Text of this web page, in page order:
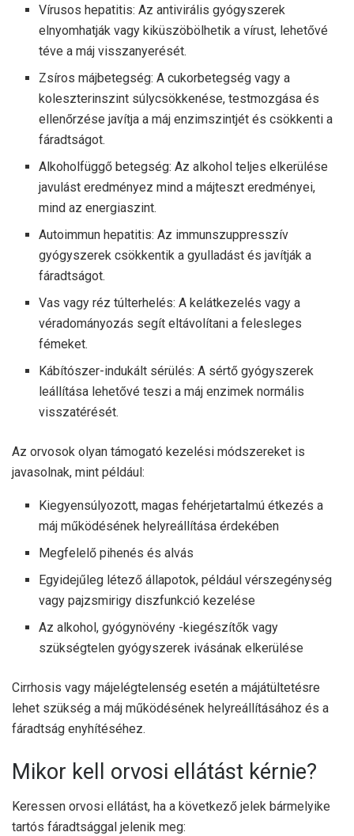
Vírusos hepatitis: Az antivirális gyógyszerek
elnyomhatják vagy kiküszöbölhetik a vírust, lehetővé
téve a máj visszanyerését.
Zsíros májbetegség: A cukorbetegség vagy a
koleszterinszint súlycsökkenése, testmozgása és
ellenőrzése javítja a máj enzimszintjét és csökkenti a
fáradtságot.
Alkoholfüggő betegség: Az alkohol teljes elkerülése
javulást eredményez mind a májteszt eredményei,
mind az energiaszint.
Autoimmun hepatitis: Az immunszuppresszív
gyógyszerek csökkentik a gyulladást és javítják a
fáradtságot.
Vas vagy réz túlterhelés: A kelátkezelés vagy a
véradományozás segít eltávolítani a felesleges
fémeket.
Kábítószer-indukált sérülés: A sértő gyógyszerek
leállítása lehetővé teszi a máj enzimek normális
visszatérését.
Az orvosok olyan támogató kezelési módszereket is
javasolnak, mint például:
Kiegyensúlyozott, magas fehérjetartalmú étkezés a
máj működésének helyreállítása érdekében
Megfelelő pihenés és alvás
Egyidejűleg létező állapotok, például vérszegénység
vagy pajzsmirigy diszfunkció kezelése
Az alkohol, gyógynövény -kiegészítők vagy
szükségtelen gyógyszerek ivásának elkerülése
Cirrhosis vagy májelégtelenség esetén a májátültetésre
lehet szükség a máj működésének helyreállításához és a
fáradtság enyhítéséhez.
Mikor kell orvosi ellátást kérnie?
Keressen orvosi ellátást, ha a következő jelek bármelyike
tartós fáradtsággal jelenik meg: